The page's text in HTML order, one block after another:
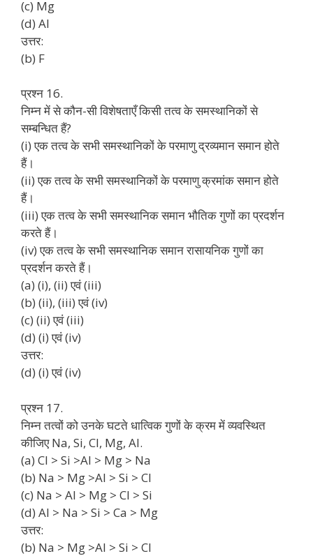
(c) Mg
(d) Al
उत्तर:
(b) F
प्रश्न 16.
निम्न में से कौन-सी विशेषताएँ किसी तत्व के समस्थानिकों से
सम्बन्धित हैं?
(i) एक तत्व के सभी समस्थानिकों के परमाणु द्रव्यमान समान होते
हैं।
(ii) एक तत्व के सभी समस्थानिकों के परमाणु क्रमांक समान होते
हैं।
(iii) एक तत्व के सभी समस्थानिक समान भौतिक गुणों का प्रदर्शन
करते हैं।
(iv) एक तत्व के सभी समस्थानिक समान रासायनिक गुणों का
प्रदर्शन करते हैं।
(a) (i), (ii) एवं (iii)
(b) (ii), (iii) एवं (iv)
(c) (ii) एवं (iii)
(d) (i) एवं (iv)
उत्तर:
(d) (i) एवं (iv)
प्रश्न 17.
निम्न तत्वों को उनके घटते धात्विक गुणों के क्रम में व्यवस्थित
कीजिए Na, Si, Cl, Mg, Al.
(a) Cl > Si >Al > Mg > Na
(b) Na > Mg >Al > Si > Cl
(c) Na > Al > Mg > Cl > Si
(d) Al > Na > Si > Ca > Mg
उत्तर:
(b) Na > Mg >Al > Si > Cl